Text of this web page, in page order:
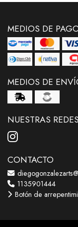
MEDIOS DE
MEDIOS DE
NUESTRAS
CONTACTO
1135901444
Botón de